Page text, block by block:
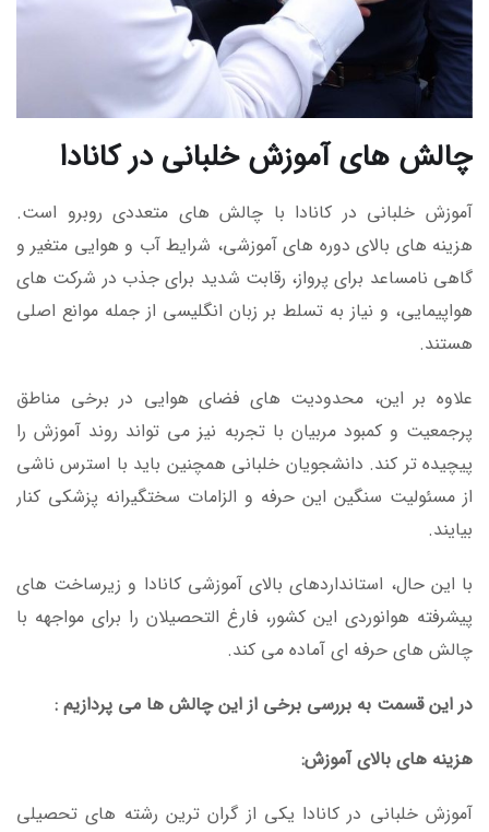
چالش های آموزش خلبانی در کانادا
آموزش خلبانی در کانادا با چالش های متعددی روبرو است.
هزینه های بالای دوره های آموزشی، شرایط آب و هوایی متغیر و
گاهی نامساعد برای پرواز، رقابت شدید برای جذب در شرکت های
هواپیمایی، و نیاز به تسلط بر زبان انگلیسی از جمله موانع اصلی
هستند.
علاوه بر این، محدودیت های فضای هوایی در برخی مناطق
پرجمعیت و کمبود مربیان با تجربه نیز می تواند روند آموزش را
پیچیده تر کند. دانشجویان خلبانی همچنین باید با استرس ناشی
از مسئولیت سنگین این حرفه و الزامات سختگیرانه پزشکی کنار
بیایند.
با این حال، استانداردهای بالای آموزشی کانادا و زیرساخت های
پیشرفته هوانوردی این کشور، فارغ التحصیلان را برای مواجهه با
چالش های حرفه ای آماده می کند.
در این قسمت به بررسی برخی از این چالش ها می پردازیم :
هزینه های بالای آموزش:
آموزش خلبانی در کانادا یکی از گران ترین رشته های تحصیلی